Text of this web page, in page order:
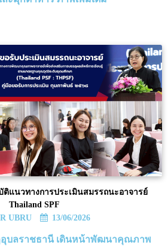
ติแนวทางการประเมินสมรรถนะอาจารย์
Thailand SPF
UBRU
13/06/2026
บลราชธานี เดินหน้าพัฒนาคุณภาพ